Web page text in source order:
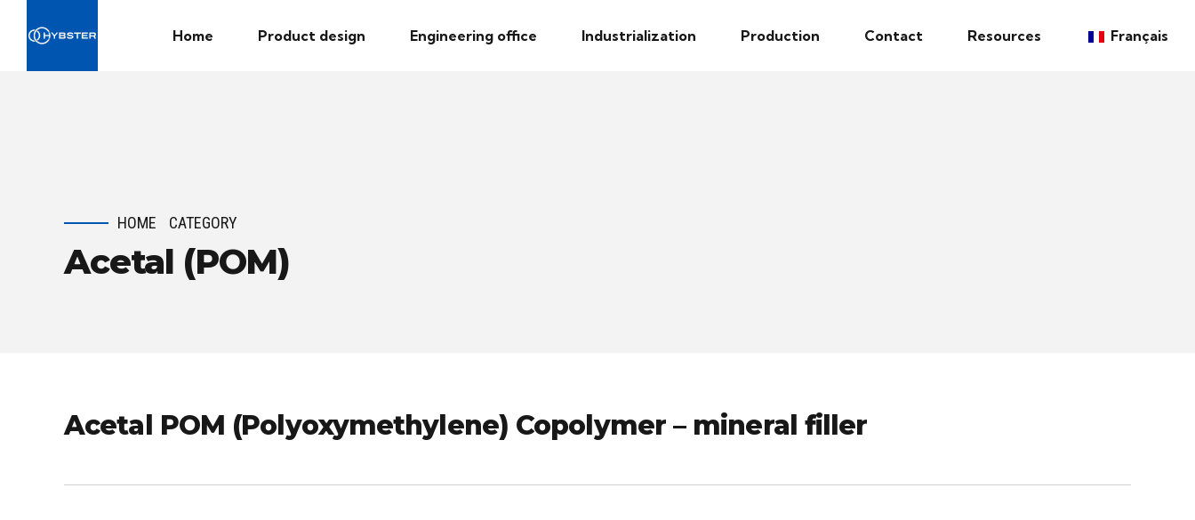
Home Product design Engineering office Industrialization Production Contact Resources Français
HOME CATEGORY
Acetal (POM)
Acetal POM (Polyoxymethylene) Copolymer – mineral filler